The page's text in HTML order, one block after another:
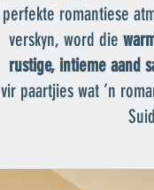
perfekte romantiese
verskyn, word die
rustige, intieme aand
vir paartjies wat ’n